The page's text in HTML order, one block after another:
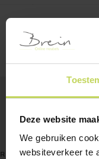
Deze website
We gebruiken
websiteverkeer te